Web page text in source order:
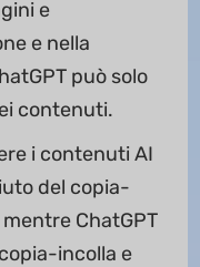
e
e nella
può solo
contenuti.
i contenuti AI
del copia-
ChatGPT
incolla e